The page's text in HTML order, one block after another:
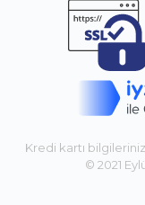
Kredi kartı
© 2021